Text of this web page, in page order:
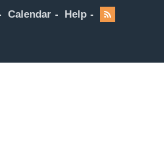
Calendar Help